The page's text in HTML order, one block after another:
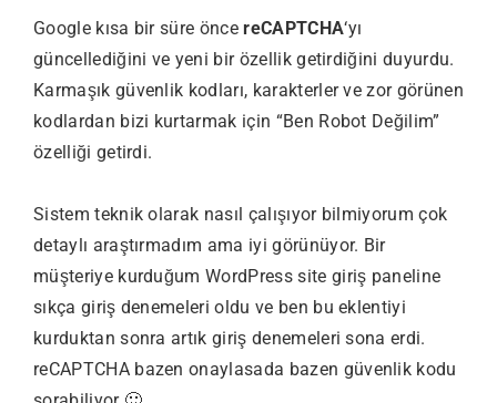
Google kısa bir süre öncereCAPTCHA‘yı
güncellediğini ve yeni bir özellik getirdiğini duyurdu.
Karmaşık güvenlik kodları, karakterler ve zor görünen
kodlardan bizi kurtarmak için “Ben Robot Değilim”
özelliği getirdi.
Sistem teknik olarak nasıl çalışıyor bilmiyorum çok
detaylı araştırmadım ama iyi görünüyor. Bir
müşteriye kurduğum WordPress site giriş paneline
sıkça giriş denemeleri oldu ve ben bu eklentiyi
kurduktan sonra artık giriş denemeleri sona erdi.
reCAPTCHA bazen onaylasada bazen güvenlik kodu